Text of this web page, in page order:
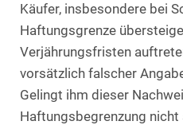
Käufer, insbesondere bei
Haftungsgrenze
Verjährungsfristen
vorsätzlich falscher
Gelingt ihm dieser
Haftungsbegrenzung nicht